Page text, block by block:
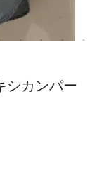
シカンパー